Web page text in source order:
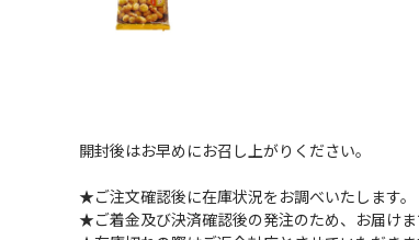
開封後はお早めにお召し上がりください。
★ご注文確認後に在庫状況をお調べいたします。
★ご着金及び決済確認後の発注のため、お届け